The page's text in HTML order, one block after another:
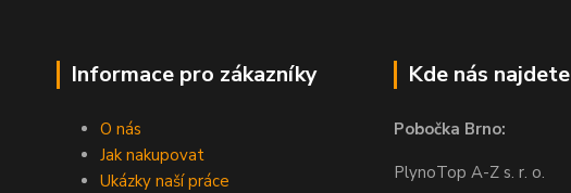
Informace pro zákazníky
O nás
Jak nakupovat
Ukázky naší práce
Kde nás najdete
Pobočka Brno:
PlynoTop A-Z s. r. o.